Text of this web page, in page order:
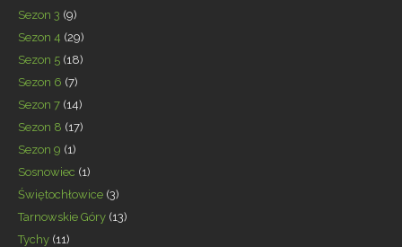
Sezon 3 (9)
Sezon 4 (29)
Sezon 5 (18)
Sezon 6 (7)
Sezon 7 (14)
Sezon 8 (17)
Sezon 9 (1)
Sosnowiec (1)
Świętochłowice (3)
Tarnowskie Góry (13)
Tychy (11)